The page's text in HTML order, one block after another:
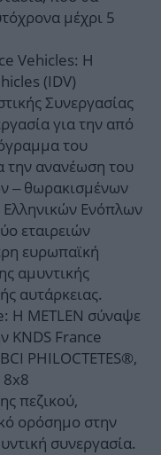
μέχρι 5
Vehicles: Η
(IDV)
Συνεργασίας
για την από
του
την ανανέωση του
– θωρακισμένων
Ενόπλων
εταιρειών
ευρωπαϊκή
αμυντικής
αυτάρκειας.
Η METLEN σύναψε
KNDS France
PHILOCTETES®,
8x8
πεζικού,
ορόσημο στην
συνεργασία.